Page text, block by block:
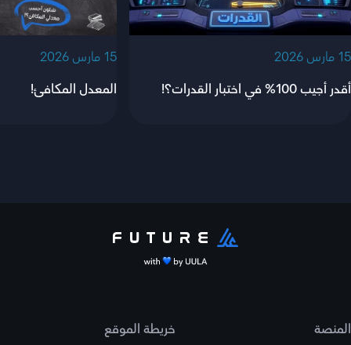
‫15 مارس 2026‬
أقدر أجيب 100% في اختبار القدرات؟!
‫15 مارس 2026‬
المعدل المكافئ!
المنصة خريطة الموقع